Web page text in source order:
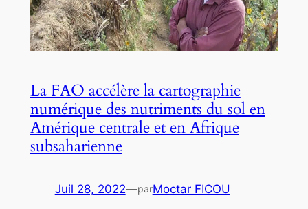
La FAO accélère la cartographie
numérique des nutriments du sol en
Amérique centrale et en Afrique
subsaharienne
Juil 28, 2022—parMoctar FICOU